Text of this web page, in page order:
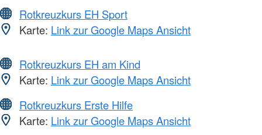
Rotkreuzkurs EH Sport
Karte: Link zur Google Maps Ansicht
Rotkreuzkurs EH am Kind
Karte: Link zur Google Maps Ansicht
Rotkreuzkurs Erste Hilfe
Karte: Link zur Google Maps Ansicht